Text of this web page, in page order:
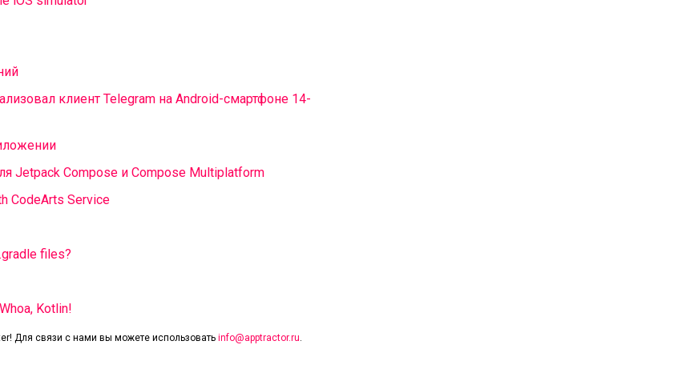
клиент Telegram на Android-смартфоне 14-
Jetpack Compose и Compose Multiplatform
CodeArts Service
files?
Kotlin!
Для связи с нами вы можете использовать info@apptractor.ru.